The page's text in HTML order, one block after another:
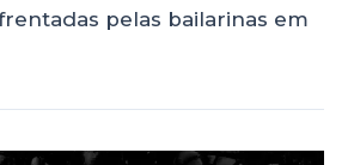
pelas bailarinas em